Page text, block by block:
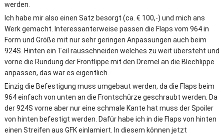
werden.
Ich habe mir also einen Satz besorgt (ca. € 100,-) und mich ans
Werk gemacht. Interessanterweise passen die Flaps vom 964 in
Form und Größe mit nur sehr geringen Anpassungen auch beim
924S. Hinten ein Teil rausschneiden welches zu weit übersteht und
vorne die Rundung der Frontlippe mit den Dremel an die Blechlippe
anpassen, das war es eigentlich.
Einzig die Befestigung muss umgebaut werden, da die Flaps beim
964 einfach von unten an die Frontschürze geschraubt werden. Da
der 924S vorne aber nur eine schmale Kante hat muss der Spoiler
von hinten befestigt werden. Dafür habe ich in die Flaps von hinten
einen Streifen aus GFK einlamiert. In diesem können jetzt